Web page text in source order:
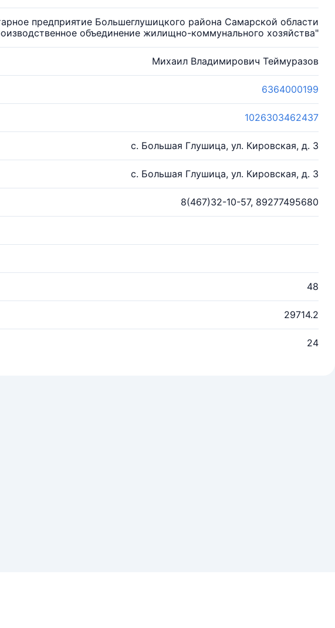
предприятие Большеглушицкого района Самарской области
объединение жилищно-коммунального хозяйства"
Михаил Владимирович Теймуразов
6364000199
1026303462437
с. Большая Глушица, ул. Кировская, д. 3
с. Большая Глушица, ул. Кировская, д. 3
8(467)32-10-57, 89277495680
48
29714.2
24